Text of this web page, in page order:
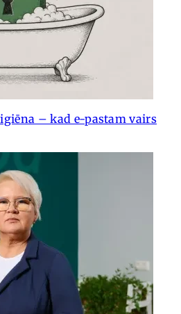
– kad e-pastam vairs